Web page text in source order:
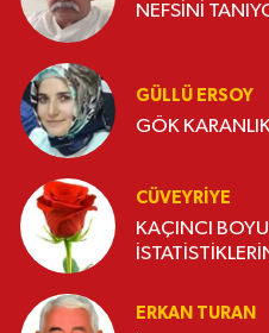
NEFSİNİ
GÜLLÜ ERSOY
GÖK
CÜVEYRIYE
KAÇINCI BOYUTUNDASIN
ERKAN TURAN